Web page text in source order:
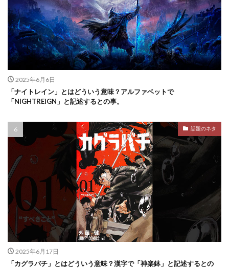
2025年6月6日
「ナイトレイン」とはどういう意味？アルファベットで
「NIGHTREIGN」と記述するとの事。
話題のネタ
2025年6月17日
「カグラバチ」とはどういう意味？漢字で「神楽鉢」と記述するとの